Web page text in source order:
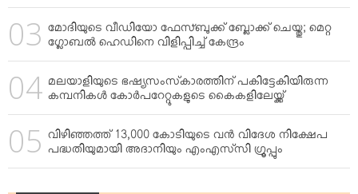
മോദിയുടെ വീഡിയോ ഫേസ്ബുക്ക് ബ്ലോക്ക് ചെയ്തു; മെറ്റ
ഗ്ലോബല്‍ ഹെഡിനെ വിളിപ്പിച്ച് കേന്ദ്രം
മലയാളിയുടെ ഭഷ്യസംസ്‌കാരത്തിന് പകിട്ടേകിയിരുന്ന
കമ്പനികള്‍ കോര്‍പറേറ്റുകളുടെ കൈകളിലേയ്ക്ക്
വിഴിഞ്ഞത്ത് 13,000 കോടിയുടെ വന്‍ വിദേശ നിക്ഷേപ
പദ്ധതിയുമായി അദാനിയും എംഎസ്‌സി ഗ്രൂപ്പും